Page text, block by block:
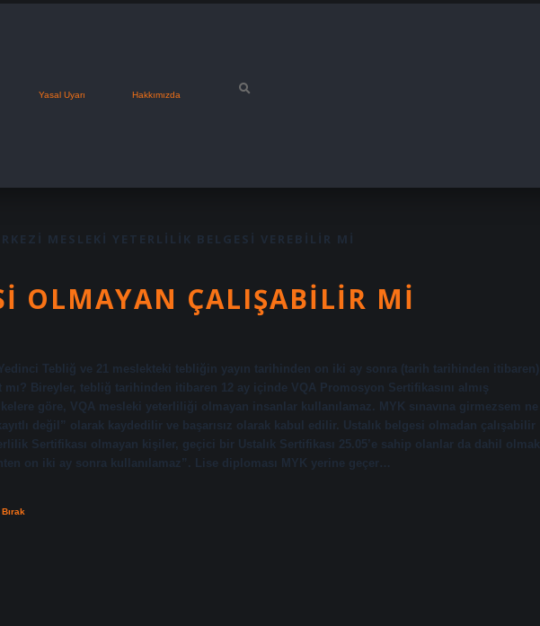
Yasal Uyarı Hakkımızda
MESLEKI YETERLILIK BELGESI VEREBILIR MI
OLMAYAN ÇALIŞABILIR MI
Tebliğ ve 21 meslekteki tebliğin yayın tarihinden on iki ay sonra (tarih tarihinden itibaren)
Bireyler, tebliğ tarihinden itibaren 12 ay içinde VQA Promosyon Sertifikasını almış
göre, VQA mesleki yeterliliği olmayan insanlar kullanılamaz. MYK sınavına girmezsem ne
değil” olarak kaydedilir ve başarısız olarak kabul edilir. Ustalık belgesi olmadan çalışabilir
Sertifikası olmayan kişiler, geçici bir Ustalık Sertifikası 25.05’e sahip olanlar da dahil olmak
on iki ay sonra kullanılamaz”. Lise diploması MYK yerine geçer…